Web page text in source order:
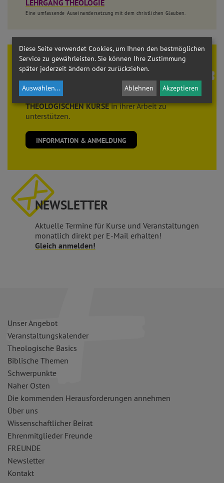
LEHRGANG THEOLOGIE
Eine umfassende Auseinandersetzung mit dem christlichen Glauben.
Theologie brauchtFREUNDE
Der Verein der
FREUNDE der THEOLOGISCHEN
KURSEsieht es als seine Aufgabe, die
THEOLOGISCHEN KURSEin ihrer Arbeit zu
unterstützen.
INFORMATION & ANMELDUNG
NEWSLETTER
Aktuelle Termine für Kurse und Veranstaltungen
monatlich direkt per E-Mail erhalten!
Gleich anmelden!
Unser Angebot
Veranstaltungskalender
Theologische Basics
Biblische Themen
Schwerpunkte
Naher Osten
Die kommenden Herausforderungen annehmen
Über uns
Wissenschaftlicher Beirat
Ehrenmitglieder Freunde
FREUNDE
Newsletter
Kontakt
Diese Seite verwendet Cookies, um Ihnen den bestmöglichen
Service zu gewährleisten. Sie können Ihre Zustimmung
später jederzeit ändern oder zurückziehen.
Auswählen... Ablehnen Akzeptieren